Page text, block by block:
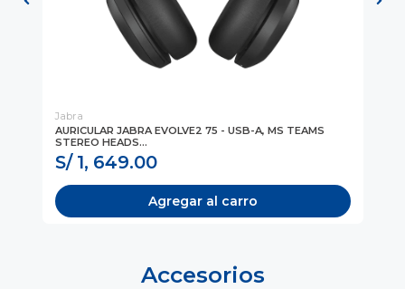
Jabra
AURICULAR JABRA EVOLVE2 75 - USB-A, MS TEAMS
STEREO HEADS...
S/ 1, 649.00
Agregar al carro
Accesorios